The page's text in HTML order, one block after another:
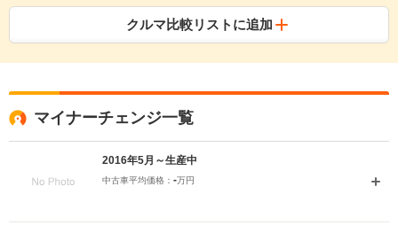
クルマ比較リストに追加
マイナーチェンジ一覧
2016年5月～生産中
中古車平均価格： -万円